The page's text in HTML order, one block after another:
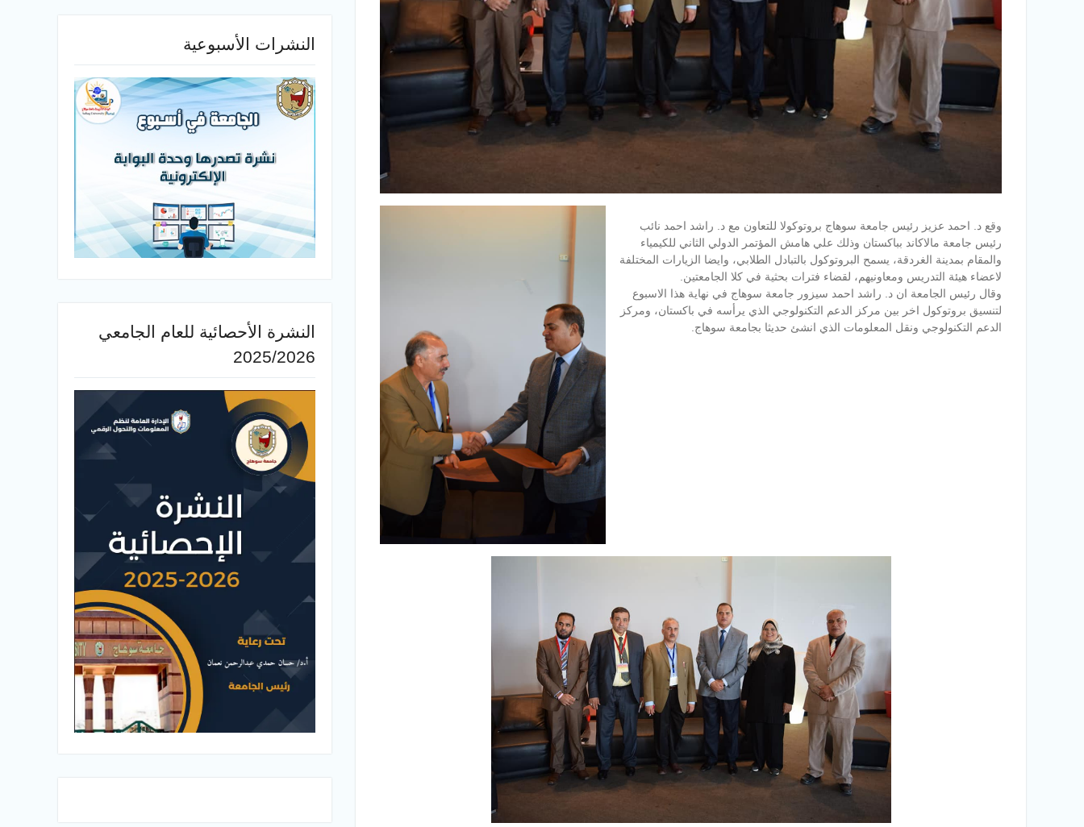
وقع د. احمد عزيز رئيس جامعة سوهاج بروتوكولا للتعاون مع د. راشد احمد نائب
رئيس جامعة مالاكاند بباكستان وذلك علي هامش المؤتمر الدولي الثاني للكيمياء
والمقام بمدينة الغردقة، يسمح البروتوكول بالتبادل الطلابي، وايضا الزيارات المختلفة
لاعضاء هيئة التدريس ومعاونيهم، لقضاء فترات بحثية في كلا الجامعتين.
وقال رئيس الجامعة ان د. راشد احمد سيزور جامعة سوهاج في نهاية هذا الاسبوع
لتنسيق بروتوكول اخر بين مركز الدعم التكنولوجي الذي يرأسه في باكستان، ومركز
الدعم التكنولوجي ونقل المعلومات الذي انشئ حديثا بجامعة سوهاج.
النشرات الأسبوعية
النشرة الأحصائية للعام الجامعي
2025/2026